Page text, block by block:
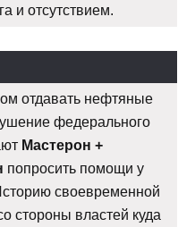
и отсутствием.
отдавать нефтяные
федерального
Мастерон +
попросить помощи у
своевременной
стороны властей куда